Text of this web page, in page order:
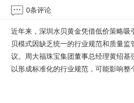
0条评论
近年来，深圳水贝黄金凭借低价策略吸
贝模式因缺乏统一的行业规范和质量
议。周大福珠宝集团董事总经理黄绍基
以形成标准化的行业规范，可能影响整